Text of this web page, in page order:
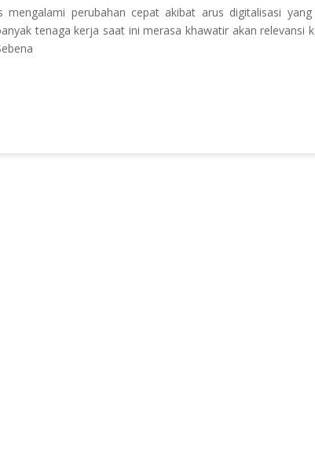
perubahan cepat akibat arus digitalisasi yang
tenaga kerja saat ini merasa khawatir akan relevansi